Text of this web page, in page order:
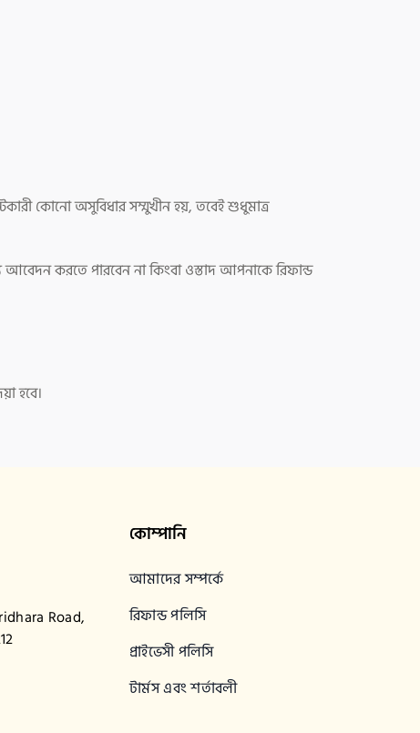
কোনো অসুবিধার সম্মুখীন হয়, তবেই শুধুমাত্র
করতে পারবেন না কিংবা ওস্তাদ আপনাকে রিফান্ড
হবে।
Road,
কোম্পানি
আমাদের সম্পর্কে
রিফান্ড পলিসি
প্রাইভেসী পলিসি
টার্মস এবং শর্তাবলী